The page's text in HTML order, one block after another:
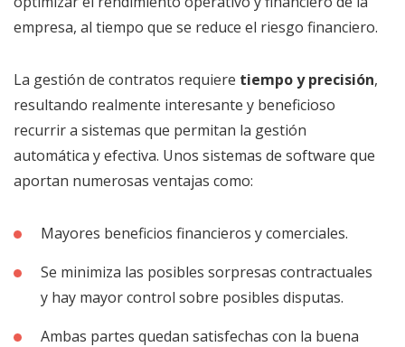
empresa, al tiempo que se reduce el riesgo financiero.
La gestión de contratos requiere tiempo y precisión,
resultando realmente interesante y beneficioso
recurrir a sistemas que permitan la gestión
automática y efectiva. Unos sistemas de software que
aportan numerosas ventajas como:
Mayores beneficios financieros y comerciales.
Se minimiza las posibles sorpresas contractuales
y hay mayor control sobre posibles disputas.
Ambas partes quedan satisfechas con la buena